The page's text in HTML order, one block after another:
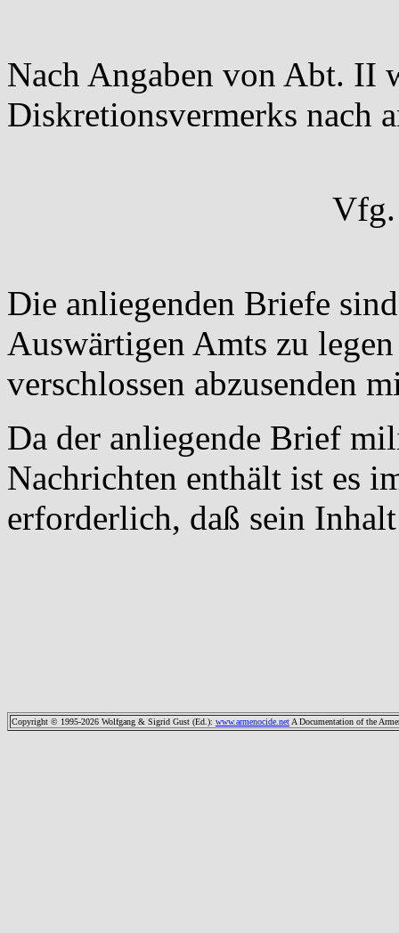
Nach Angaben von Abt. II
Diskretionsvermerks nach
Die anliegenden Briefe
Auswärtigen Amts zu
verschlossen abzusenden
Da der anliegende Brief
Nachrichten enthält ist es
erforderlich, daß sein
Copyright © 1995-2026 Wolfgang & Sigrid Gust (Ed.): www.armenocide.net A Documentation of the